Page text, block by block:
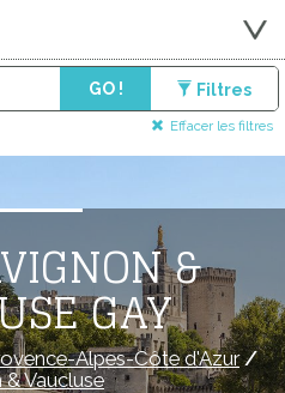
GO ! Filtres
Effacer les filtres
&
GAY
Alpes-Côte d'Azur/
Vaucluse